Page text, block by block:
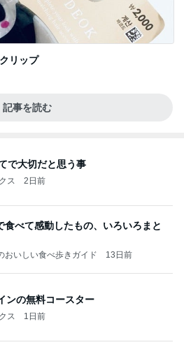
リップ
記事を読む
で大切だと思う事
ス 2日前
食べて感動したもの、いろいろまと
おいしい食べ歩きガイド 13日前
ンの無料コースター
ス 1日前